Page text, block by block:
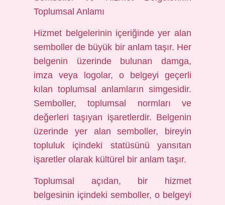
Toplumsal Anlamı
Hizmet belgelerinin içeriğinde yer alan
semboller de büyük bir anlam taşır. Her
belgenin üzerinde bulunan damga,
imza veya logolar, o belgeyi geçerli
kılan toplumsal anlamların simgesidir.
Semboller, toplumsal normları ve
değerleri taşıyan işaretlerdir. Belgenin
üzerinde yer alan semboller, bireyin
topluluk içindeki statüsünü yansıtan
işaretler olarak kültürel bir anlam taşır.
Toplumsal açıdan, bir hizmet
belgesinin içindeki semboller, o belgeyi